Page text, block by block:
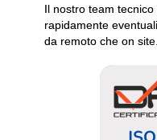
Il nostro team
rapidamente
da remoto che on site.